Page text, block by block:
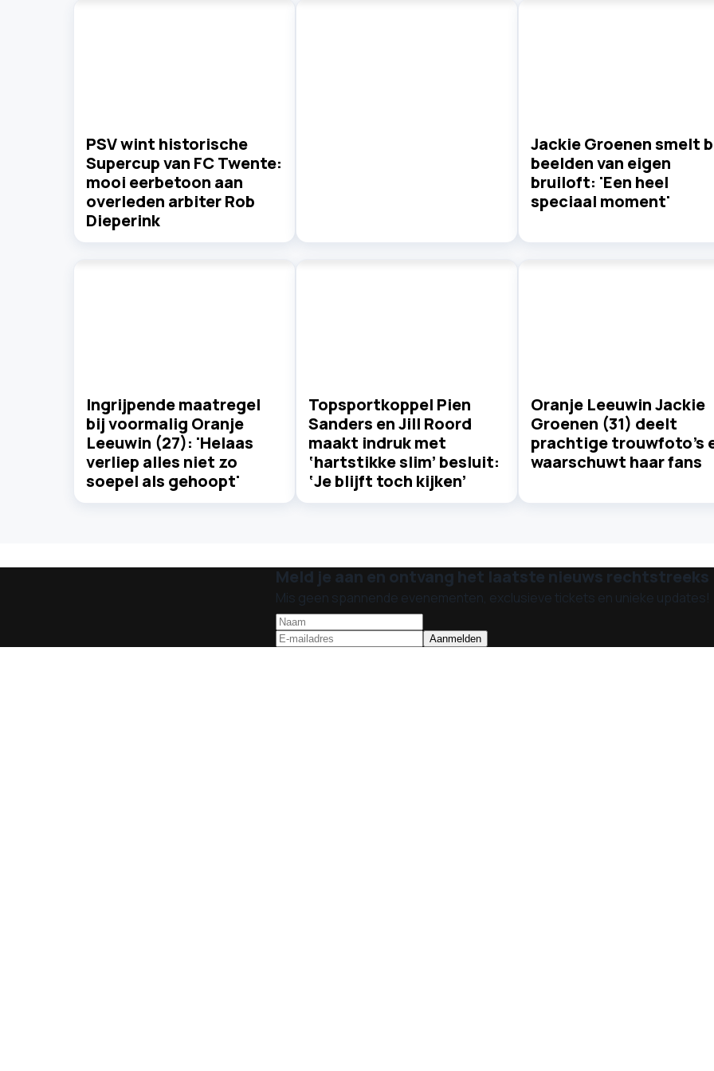
PSV wint historische
Supercup van FC Twente:
mooi eerbetoon aan
overleden arbiter Rob
Dieperink
Jackie Groenen smelt
beelden van eigen
bruiloft: 'Een heel
speciaal moment'
Ingrijpende maatregel
bij voormalig Oranje
Leeuwin (27): 'Helaas
verliep alles niet zo
soepel als gehoopt'
Topsportkoppel Pien
Sanders en Jill Roord
maakt indruk met
‘hartstikke slim’ besluit:
‘Je blijft toch kijken’
Oranje Leeuwin Jackie
Groenen (31) deelt
prachtige trouwfoto's
waarschuwt haar fans
Meld je aan en ontvang het laatste nieuws rechtstreeks
Mis geen spannende evenementen, exclusieve tickets en unieke updates!